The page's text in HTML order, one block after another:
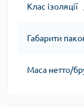
Клас ізоляції
Габарити
Маса нетто/